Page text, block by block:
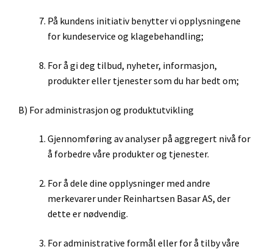
På kundens initiativ benytter vi opplysningene
for kundeservice og klagebehandling;
For å gi deg tilbud, nyheter, informasjon,
produkter eller tjenester som du har bedt om;
B) For administrasjon og produktutvikling
Gjennomføring av analyser på aggregert nivå for
å forbedre våre produkter og tjenester.
For å dele dine opplysninger med andre
merkevarer under Reinhartsen Basar AS, der
dette er nødvendig.
For administrative formål eller for å tilby våre